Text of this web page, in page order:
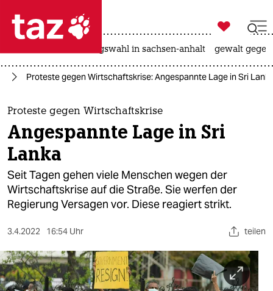
 taz zahl ich
taz zahl ich
themen
politik
öko
gesellschaft
sport
berlin

taz zahl ich
landtagswahl in sachsen-anhalt gewalt
Proteste gegen Wirtschaftskrise: Angespannte Lage in Sri
Proteste gegen Wirtschaftskrise
Angespannte Lage in Sri
Lanka
Seit Tagen gehen viele Menschen wegen der
Wirtschaftskrise auf die Straße. Sie werfen der
Regierung Versagen vor. Diese reagiert strikt.
3.4.2022 16:54 Uhr teilen